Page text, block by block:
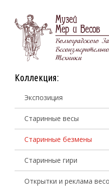
Коллекция:
Экспозиция
Старинные весы
Старинные безмены
Старинные гири
Открытки и реклама